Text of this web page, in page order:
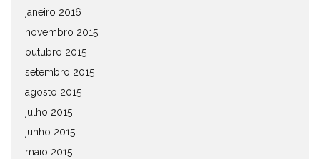
janeiro 2016
novembro 2015
outubro 2015
setembro 2015
agosto 2015
julho 2015
junho 2015
maio 2015